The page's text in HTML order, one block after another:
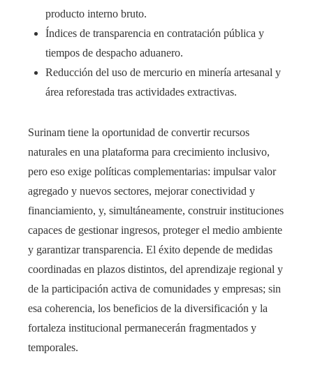
producto interno bruto.
Índices de transparencia en contratación pública y
tiempos de despacho aduanero.
Reducción del uso de mercurio en minería artesanal y
área reforestada tras actividades extractivas.
Surinam tiene la oportunidad de convertir recursos
naturales en una plataforma para crecimiento inclusivo,
pero eso exige políticas complementarias: impulsar valor
agregado y nuevos sectores, mejorar conectividad y
financiamiento, y, simultáneamente, construir instituciones
capaces de gestionar ingresos, proteger el medio ambiente
y garantizar transparencia. El éxito depende de medidas
coordinadas en plazos distintos, del aprendizaje regional y
de la participación activa de comunidades y empresas; sin
esa coherencia, los beneficios de la diversificación y la
fortaleza institucional permanecerán fragmentados y
temporales.